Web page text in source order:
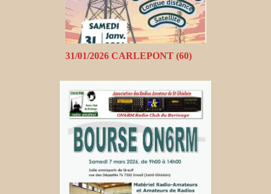
31/01/2026 CARLEPONT (60)